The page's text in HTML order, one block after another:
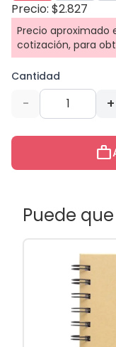
Precio: $2.827
Precio aproximado
cotización, para
Cantidad
- +
work
Puede